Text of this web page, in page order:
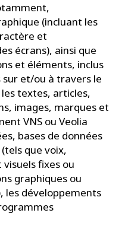
(incluant les
et
écrans), ainsi que
et éléments, inclus
sur et/ou à travers le
textes, articles,
images, marques et
VNS ou Veolia
bases de données
que voix,
fixes ou
graphiques ou
les développements